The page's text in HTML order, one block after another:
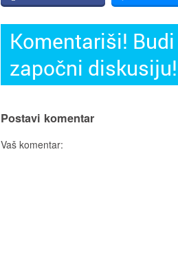
Komentariši!
započni diskusiju!
Postavi komentar
Vaš komentar: